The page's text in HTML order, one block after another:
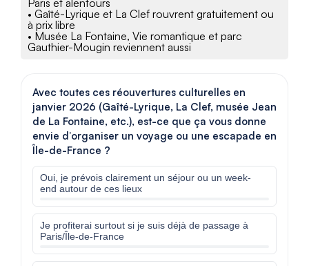
• Gaîté-Lyrique et La Clef rouvrent gratuitement ou
à prix libre
• Musée La Fontaine, Vie romantique et parc
Gauthier-Mougin reviennent aussi
Avec toutes ces réouvertures culturelles en
janvier 2026 (Gaîté-Lyrique, La Clef, musée Jean
de La Fontaine, etc.), est-ce que ça vous donne
envie d’organiser un voyage ou une escapade en
Île-de-France ?
Oui, je prévois clairement un séjour ou un week-
end autour de ces lieux
Je profiterai surtout si je suis déjà de passage à
Paris/Île-de-France